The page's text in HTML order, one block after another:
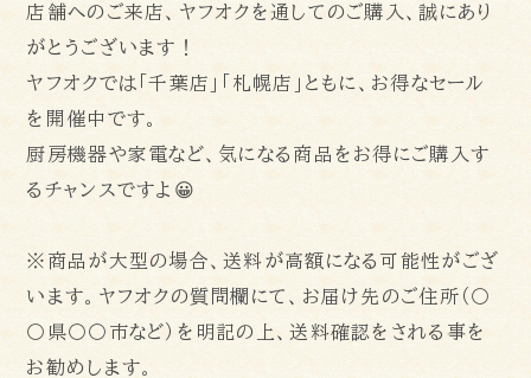
店舗へのご来店、ヤフオクを通してのご購入、誠にあり
がとうございます！
ヤフオクでは「千葉店」「札幌店」ともに、お得なセール
を開催中です。
厨房機器や家電など、気になる商品をお得にご購入す
るチャンスですよ😀
※商品が大型の場合、送料が高額になる可能性がござ
います。ヤフオクの質問欄にて、お届け先のご住所（〇
〇県〇〇市など）を明記の上、送料確認をされる事を
お勧めします。